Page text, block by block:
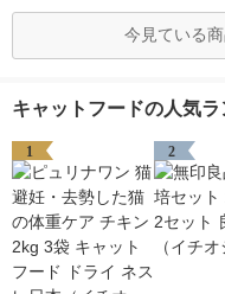
今見ている
キャットフードの人気
1 2